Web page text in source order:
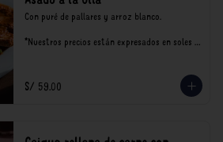
Con puré de pallares y arroz blanco.
*Nuestros precios están expresados en soles e
S/ 59.00